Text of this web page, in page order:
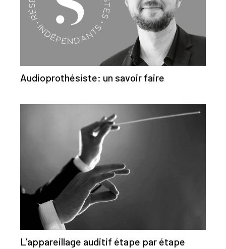
Audioprothésiste: un savoir faire
L’appareillage auditif étape par étape